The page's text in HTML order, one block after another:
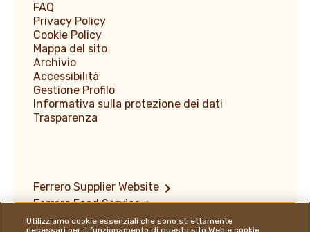
FAQ
Privacy Policy
Cookie Policy
Mappa del sito
Archivio
Accessibilità
Gestione Profilo
Informativa sulla protezione dei dati
Trasparenza
Ferrero Supplier Website
Ferrero Food Service
Ferrero Travel Market
Utilizziamo cookie essenziali che sono strettamente
necessari per il funzionamento di questo sito Web e cookie